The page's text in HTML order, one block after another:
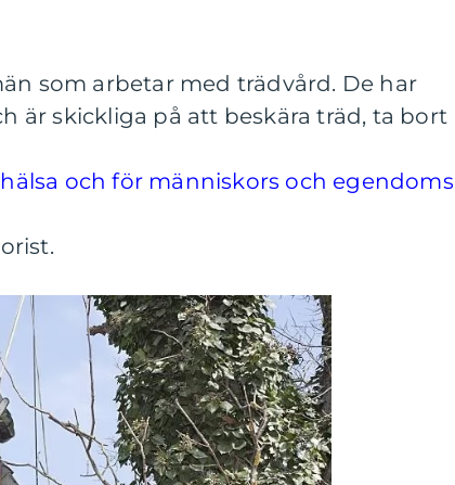
som arbetar med trädvård. De har
är skickliga på att beskära träd, ta bort
och för människors och egendoms